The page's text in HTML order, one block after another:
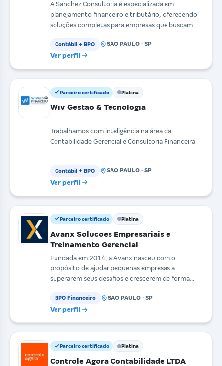
A Sanchez Consultoria é especializada em
planejamento financeiro e tributário, oferecendo
soluções completas para empresas que buscam
Contábil + BPO SAO PAULO · SP
Ver perfil
Parceiro certificado Platina
Wiv Gestao & Tecnologia
Trabalhamos com inteligência na área da
Contabilidade Gerencial e Consultoria Financeira
Contábil + BPO SAO PAULO · SP
Ver perfil
Parceiro certificado Platina
Avanx Solucoes Empresariais e
Treinamento Gerencial
Fundada em 2014, a Avanx nasceu com o
propósito de ajudar pequenas empresas a
superarem seus desafios e crescerem de forma
BPO Financeiro SAO PAULO · SP
Ver perfil
Parceiro certificado Platina
Controle Agora Contabilidade LTDA